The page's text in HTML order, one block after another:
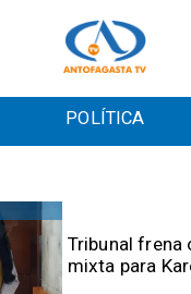
POLÍTICA
Tribunal frena
mixta para